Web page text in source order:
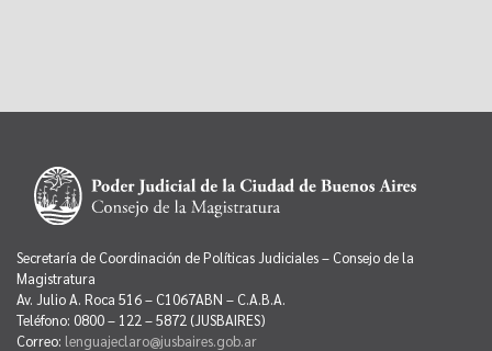
Secretaría de Coordinación de Políticas Judiciales – Consejo de la
Magistratura
Av. Julio A. Roca 516 – C1067ABN – C.A.B.A.
Teléfono: 0800 – 122 – 5872 (JUSBAIRES)
Correo: lenguajeclaro@jusbaires.gob.ar